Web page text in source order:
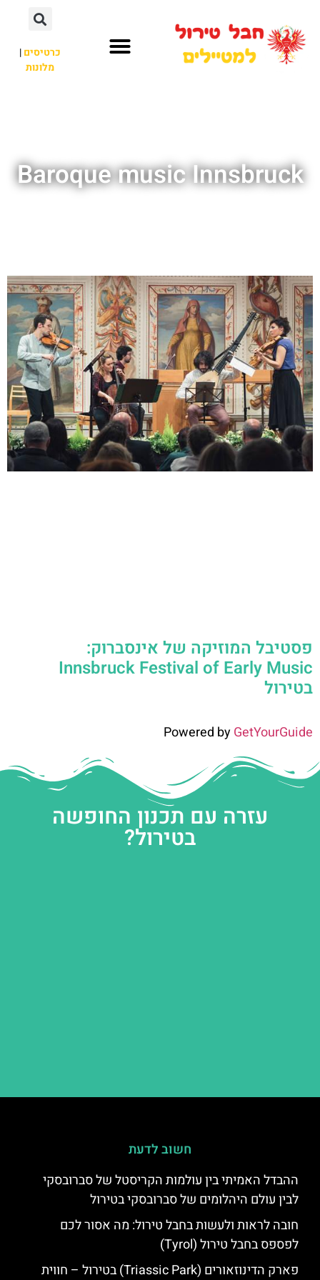
כרטיסים|
מלונות
Baroque music Innsbruck
פסטיבל המוזיקה של אינסברוק:
Innsbruck Festival of Early Music
בטירול
Powered byGetYourGuide
עזרה עם תכנון החופשה
בטירול?
חשוב לדעת
ההבדל האמיתי בין עולמות הקריסטל של סברובסקי
לבין עולם היהלומים של סברובסקי בטירול
חובה לראות ולעשות בחבל טירול: מה אסור לכם
לפספס בחבל טירול (Tyrol)
פארק הדינוזאורים (Triassic Park) בטירול – חווית